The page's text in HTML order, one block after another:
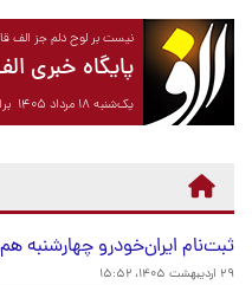
نیست بر لوح دلم جز الف
پایگاه خبری
یک‌شنبه ۱۸ مرداد ۱۴۰۵ برابر با ۰۹ آگوست ۲۰۲۶
ثبت‌نام ایران‌خودرو چهارشنبه هم
۲۹ اردیبهشت ۱۴۰۵، ۱۵:۵۲